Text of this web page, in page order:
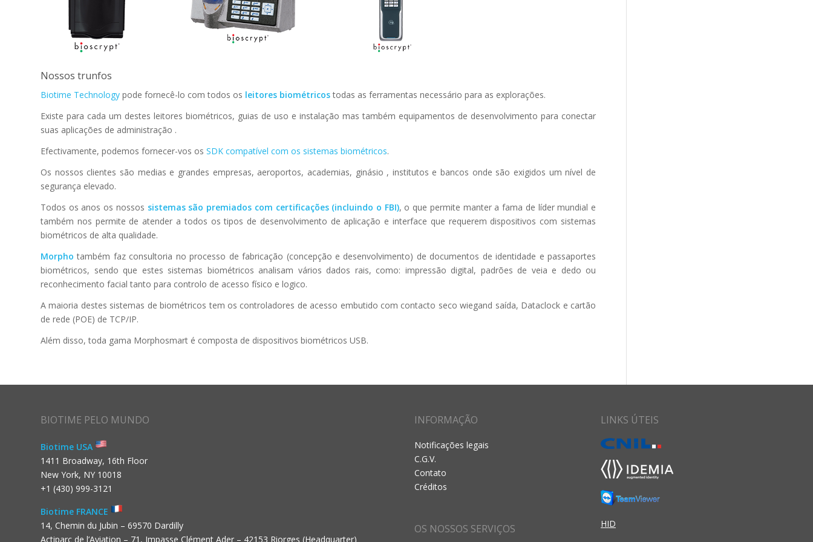
Nossos trunfos
Biotime Technology pode fornecê-lo com todos os leitores biométricostodas as ferramentas necessário para as explorações.
Existe para cada um destes leitores biométricos, guias de uso e instalação mas também equipamentos de desenvolvimento para conectar
suas aplicações de administração .
Efectivamente, podemos fornecer-vos os SDK compatível com os sistemas biométricos.
Os nossos clientes são medias e grandes empresas, aeroportos, academias, ginásio , institutos e bancos onde são exigidos um nível de
segurança elevado.
Todos os anos os nossos sistemas são premiados com certificações (incluindo o FBI), o que permite manter a fama de líder mundial e
também nos permite de atender a todos os tipos de desenvolvimento de aplicação e interface que requerem dispositivos com sistemas
biométricos de alta qualidade.
Morpho também faz consultoria no processo de fabricação (concepção e desenvolvimento) de documentos de identidade e passaportes
biométricos, sendo que estes sistemas biométricos analisam vários dados rais, como: impressão digital, padrões de veia e dedo ou
reconhecimento facial tanto para controlo de acesso físico e logico.
A maioria destes sistemas de biométricos tem os controladores de acesso embutido com contacto seco wiegand saída, Dataclock e cartão
de rede (POE) de TCP/IP.
Além disso, toda gama Morphosmart é composta de dispositivos biométricos USB.
BIOTIME PELO MUNDO
Biotime USA
1411 Broadway, 16th Floor
New York, NY 10018
+1 (430) 999-3121
Biotime FRANCE
14, Chemin du Jubin – 69570 Dardilly
Actiparc de l’Aviation – 71, Impasse Clément Ader – 42153 Riorges (Headquarter)
INFORMAÇÃO
Notificações legais
C.G.V.
Contato
Créditos
OS NOSSOS SERVIÇOS
LINKS ÚTEIS
HID